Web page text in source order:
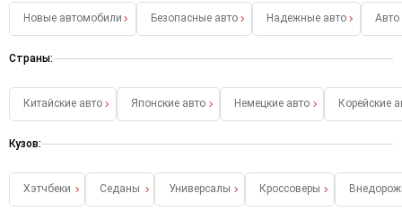
Новые автомобили Безопасные авто Надежные авто
Страны:
Китайские авто Японские авто Немецкие авто Корейские
Кузов:
Хэтчбеки Седаны Универсалы Кроссоверы